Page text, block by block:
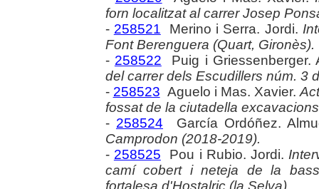
forn localitzat al carrer Josep
- 258521 Merino i Serra. Jordi.
Font Berenguera (Quart, Gironès).
- 258522 Puig i Griessenberger.
del carrer dels Escudillers núm. 3
- 258523 Aguelo i Mas. Xavier.
fossat de la ciutadella
- 258524 García Ordóñez.
Camprodon (2018-2019).
- 258525 Pou i Rubio. Jordi.
camí cobert i neteja de la
fortalesa d'Hostalric (la Selva).